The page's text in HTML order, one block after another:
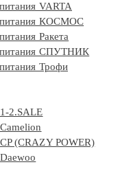
VARTA
питания КОСМОС
Ракета
питания СПУТНИК
Трофи
2.SALE
(CRAZY POWER)